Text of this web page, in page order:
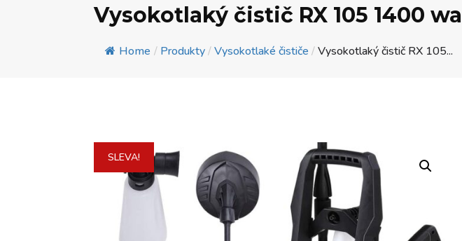
Vysokotlaký čistič RX 105 1400
Home / Produkty / Vysokotlaké čističe / Vysokotlaký čistič RX 105...
SLEVA!